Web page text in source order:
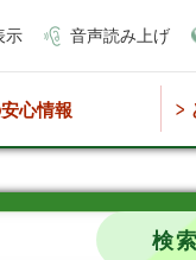
示 音声読み上げ
心情報